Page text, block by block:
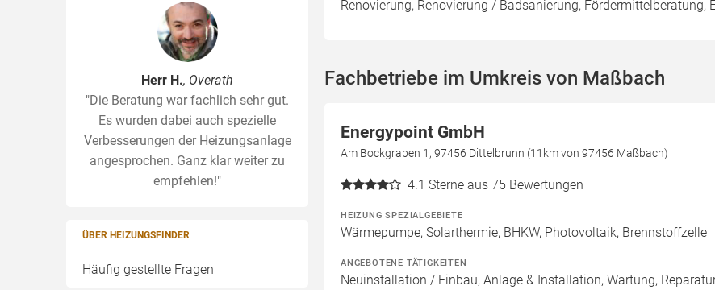
Herr H., Overath
"Die Beratung war fachlich sehr gut.
Es wurden dabei auch spezielle
Verbesserungen der Heizungsanlage
angesprochen. Ganz klar weiter zu
empfehlen!"
ÜBER HEIZUNGSFINDER
Häufig gestellte Fragen
Renovierung, Renovierung / Badsanierung, Fördermittelberatung,
Fachbetriebe im Umkreis von Maßbach
Energypoint GmbH
Am Bockgraben 1, 97456 Dittelbrunn (11km von 97456 Maßbach)
4.1 Sterne aus 75 Bewertungen
HEIZUNG SPEZIALGEBIETE
Wärmepumpe, Solarthermie, BHKW, Photovoltaik, Brennstoffzelle
ANGEBOTENE TÄTIGKEITEN
Neuinstallation / Einbau, Anlage & Installation, Wartung,